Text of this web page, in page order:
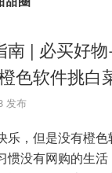
南 | 必买好
色软件挑白
发布
乐，但是没有橙
惯没有网购的生